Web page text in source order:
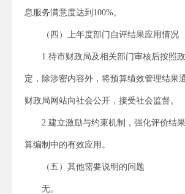
息服务满意度达到100%。
（四）上年度部门自评结果应用情况
1.待市财政局及相关部门审核后按照
定，除涉密内容外，将预算绩效管理结果
财政局网站向社会公开，接受社会监督。
2.建立激励与约束机制，强化评价结
算编制中的有效应用。
（五）其他需要说明的问题
无。